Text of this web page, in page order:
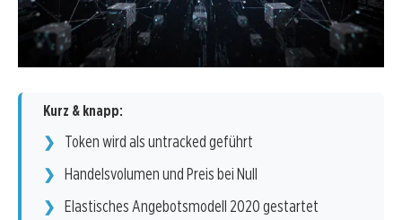
Kurz & knapp:
Token wird als untracked geführt
Handelsvolumen und Preis bei Null
Elastisches Angebotsmodell 2020 gestartet